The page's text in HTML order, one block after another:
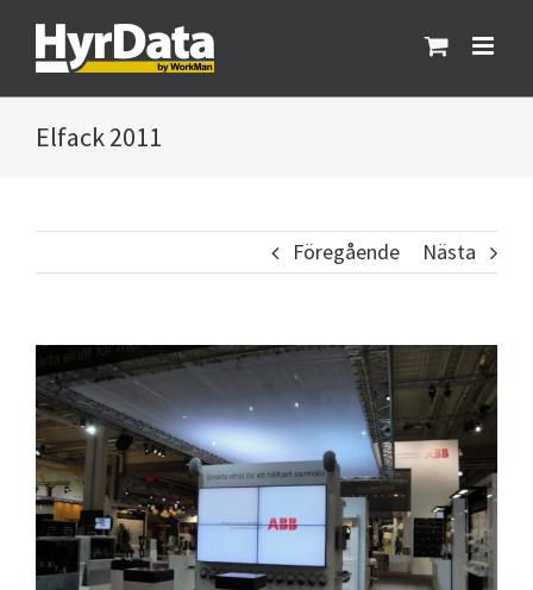
innehållet
Elfack 2011
Föregående Nästa
större
bild